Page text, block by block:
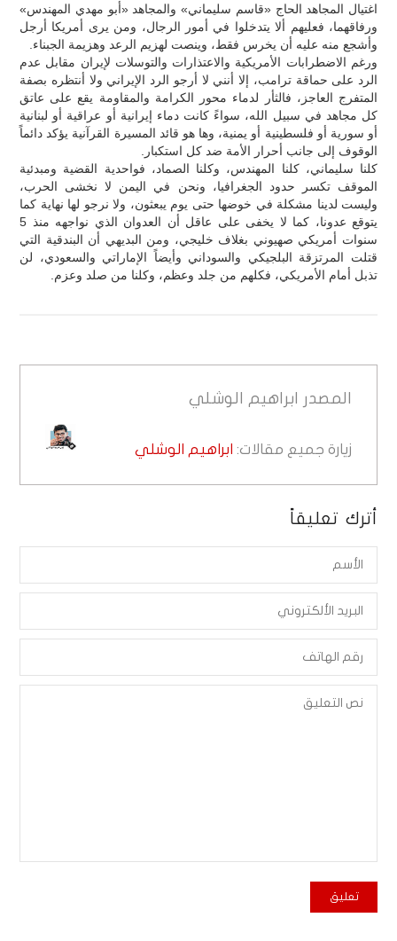
اغتيال المجاهد الحاج «قاسم سليماني» والمجاهد «أبو مهدي المهندس»
ورفاقهما، فعليهم ألا يتدخلوا في أمور الرجال، ومن يرى أمريكا أرجل
وأشجع منه عليه أن يخرس فقط، وينصت لهزيم الرعد وهزيمة الجبناء.
ورغم الاضطرابات الأمريكية والاعتذارات والتوسلات لإيران مقابل عدم
الرد على حماقة ترامب، إلا أنني لا أرجو الرد الإيراني ولا أنتظره بصفة
المتفرج العاجز، فالثأر لدماء محور الكرامة والمقاومة يقع على عاتق
كل مجاهد في سبيل الله، سواءً كانت دماء إيرانية أو عراقية أو لبنانية
أو سورية أو فلسطينية أو يمنية، وها هو قائد المسيرة القرآنية يؤكد دائماً
الوقوف إلى جانب أحرار الأمة ضد كل استكبار.
كلنا سليماني، كلنا المهندس، وكلنا الصماد، فواحدية القضية ومبدئية
الموقف تكسر حدود الجغرافيا، ونحن في اليمن لا نخشى الحرب،
وليست لدينا مشكلة في خوضها حتى يوم يبعثون، ولا نرجو لها نهاية كما
يتوقع عدونا، كما لا يخفى على عاقل أن العدوان الذي نواجهه منذ 5
سنوات أمريكي صهيوني بغلاف خليجي، ومن البديهي أن البندقية التي
قتلت المرتزقة البلجيكي والسوداني وأيضاً الإماراتي والسعودي، لن
تذبل أمام الأمريكي، فكلهم من جلد وعظم، وكلنا من صلد وعزم.
المصدر ابراهيم الوشلي
زيارة جميع مقالات: ابراهيم الوشلي
أترك تعليقاً